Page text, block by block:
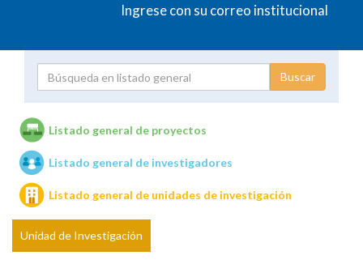
Ingrese con su correo institucional
Unidades de investigación
Listado general de proyectos
Listado general de investigadores
Listado general de unidades de investigación
Unidad de Investigación